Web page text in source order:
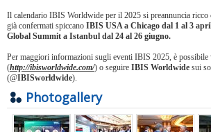
Il calendario IBIS Worldwide per il 2025 si preannuncia ricco
già confermati spiccano IBIS USA a Chicago dal 1 al 3
Global Summit a Istanbul dal 24 al 26 giugno.
Per maggiori informazioni sugli eventi IBIS 2025, è
(http://ibisworldwide.com/) o seguire IBIS Worldwide sui
(@IBISworldwide).
Photogallery